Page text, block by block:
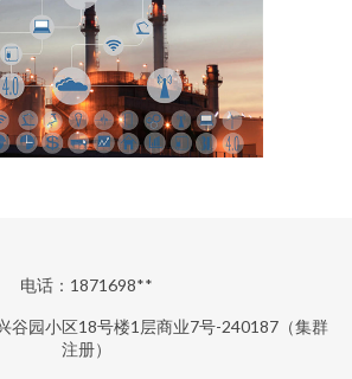
电话：1871698**
谷园小区18号楼1层商业7号-240187（集群
注册）